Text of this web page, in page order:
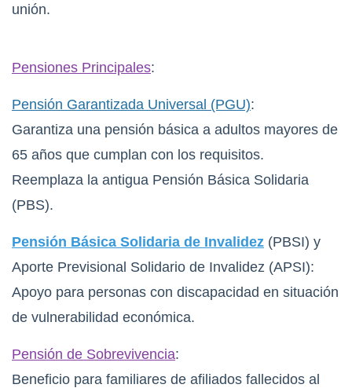
unión.
Pensiones Principales:
Pensión Garantizada Universal (PGU):
Garantiza una pensión básica a adultos mayores de
65 años que cumplan con los requisitos.
Reemplaza la antigua Pensión Básica Solidaria
(PBS).
Pensión Básica Solidaria de Invalidez (PBSI) y
Aporte Previsional Solidario de Invalidez (APSI):
Apoyo para personas con discapacidad en situación
de vulnerabilidad económica.
Pensión de Sobrevivencia:
Beneficio para familiares de afiliados fallecidos al